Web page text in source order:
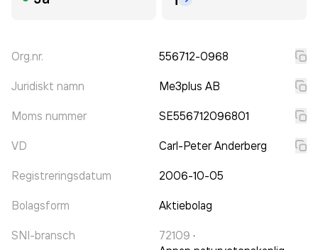
Org.nr. 556712-0968
Juridiskt namn Me3plus AB
Moms nummer SE556712096801
VD Carl-Peter Anderberg
Registreringsdatum 2006-10-05
Bolagsform Aktiebolag
SNI-bransch 72109 ·